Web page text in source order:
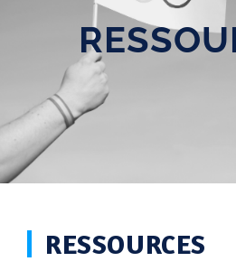
RESSOURCES